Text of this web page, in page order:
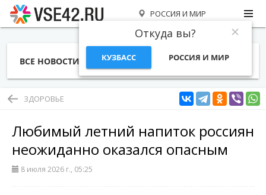
РОССИЯ И МИР
Откуда вы?
КУЗБАСС РОССИЯ И МИР
ВСЕ НОВОСТИ СТАТЬИ ТЕМЫ ФОТО
ЗДОРОВЬЕ
Любимый летний напиток россиян
неожиданно оказался опасным
8 июля 2026 г., 05:25